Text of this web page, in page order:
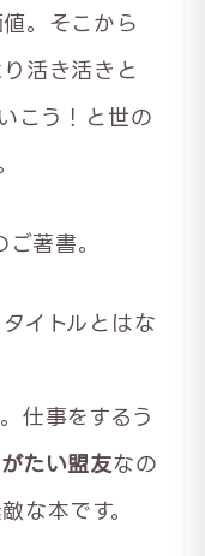
。そこから
活き活きと
こう！と世の
著書。
イトルとはな
仕事をするう
たい盟友なの
な本です。